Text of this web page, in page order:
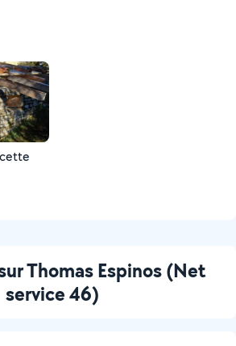
Thomas Espinos (Net
service 46)